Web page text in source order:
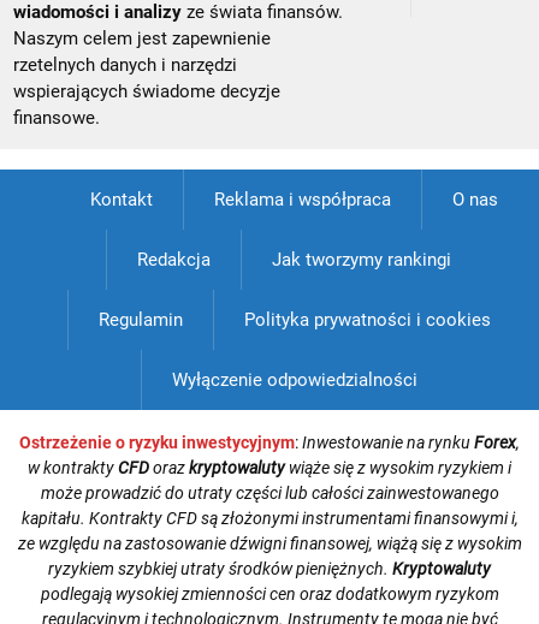
wiadomości i analizy ze świata finansów.
Naszym celem jest zapewnienie
rzetelnych danych i narzędzi
wspierających świadome decyzje
finansowe.
Kontakt Reklama i współpraca O nas
Redakcja Jak tworzymy rankingi
Regulamin Polityka prywatności i cookies
Wyłączenie odpowiedzialności
Ostrzeżenie o ryzyku inwestycyjnym:Inwestowanie na rynkuForex,
w kontraktyCFDorazkryptowalutywiąże się z wysokim ryzykiem i
może prowadzić do utraty części lub całości zainwestowanego
kapitału. Kontrakty CFD są złożonymi instrumentami finansowymi i,
ze względu na zastosowanie dźwigni finansowej, wiążą się z wysokim
ryzykiem szybkiej utraty środków pieniężnych. Kryptowaluty
podlegają wysokiej zmienności cen oraz dodatkowym ryzykom
regulacyjnym i technologicznym. Instrumenty te mogą nie być